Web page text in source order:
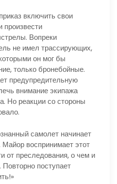
включить свои
произвести
Вопреки
не имел трассирующих,
он мог бы
только бронебойные.
предупредительную
внимание экипажа
Но реакции со стороны
самолет начинает
Майор воспринимает этот
от преследования, о чем и
поступает